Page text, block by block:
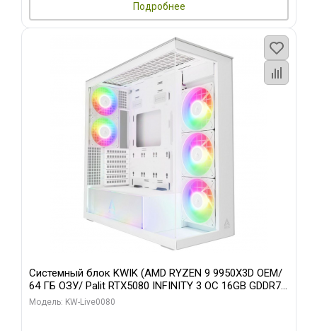
Подробнее
Системный блок KWIK (AMD RYZEN 9 9950X3D OEM/
64 ГБ ОЗУ/ Palit RTX5080 INFINITY 3 OC 16GB GDDR7
256bit 3xDP H/ 960 ГБ SSD)
Модель: KW-Live0080